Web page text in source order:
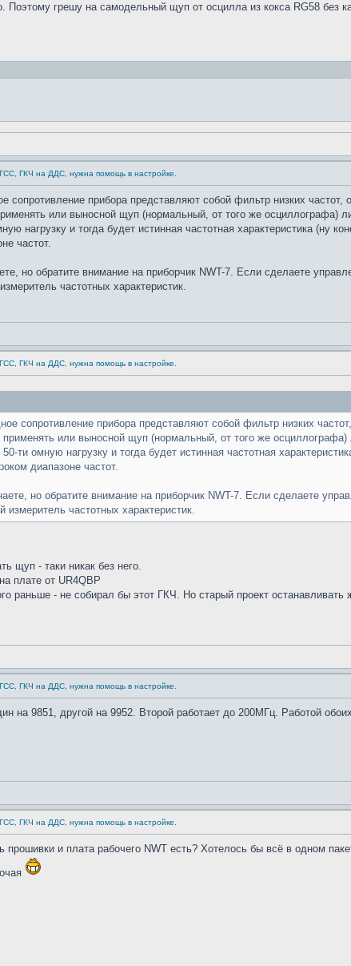
Поэтому грешу на самодельный щуп от осцилла из кокса RG58
ГКЧ на ДДС, нужна помощь в настройке.
сопротивление прибора представляют собой фильтр низких
или выносной щуп (нормальный, от того же осциллографа)
нагрузку и тогда будет истинная частотная характеристика (ну
частот.
но обратите внимание на приборчик NWT-7. Если сделаете
частотных характеристик.
ГКЧ на ДДС, нужна помощь в настройке.
сопротивление прибора представляют собой фильтр низких
или выносной щуп (нормальный, от того же
ти омную нагрузку и тогда будет истинная частотная
диапазоне частот.
но обратите внимание на приборчик NWT-7. Если сделаете
измеритель частотных характеристик.
щуп - таки никак без него.
плате от UR4QBP
раньше - не собирал бы этот ГКЧ. Но старый проект
ГКЧ на ДДС, нужна помощь в настройке.
на 9851, другой на 9952. Второй работает до 200МГц. Работой
ГКЧ на ДДС, нужна помощь в настройке.
прошивки и плата рабочего NWT есть? Хотелось бы всё в одном